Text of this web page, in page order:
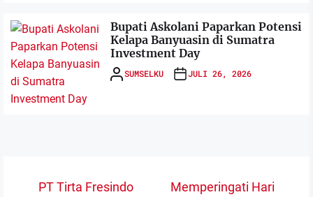
Bupati Askolani Paparkan Potensi
Kelapa Banyuasin di Sumatra
Investment Day
SUMSELKU JULI 26, 2026
Navigasi
PT Tirta Fresindo
Memperingati Hari